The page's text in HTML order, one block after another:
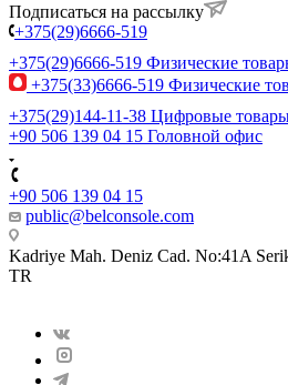
Подписаться на рассылку
+375(29)6666-519
+375(29)6666-519 Физические
+375(33)6666-519 Физические
+375(29)144-11-38 Цифровые
+90 506 139 04 15 Головной офис
+90 506 139 04 15
public@belconsole.com
Kadriye Mah. Deniz Cad. No:41A
TR